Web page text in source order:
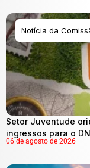
Notícia da
Setor Juventude
ingressos para o
06 de agosto de 2026